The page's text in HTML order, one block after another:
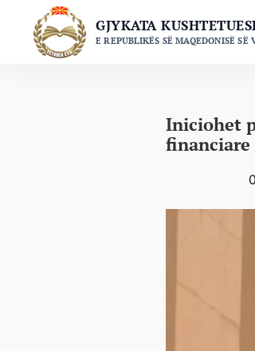
content
GJYKATA
E REPUBLIKËS SË MAQEDONISË SË
Iniciohet